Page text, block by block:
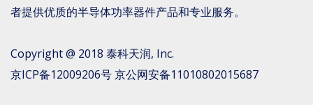
者提供优质的半导体功率器件产品和专业服务。
Copyright @ 2018 泰科天润, Inc.
京ICP备12009206号京公网安备11010802015687